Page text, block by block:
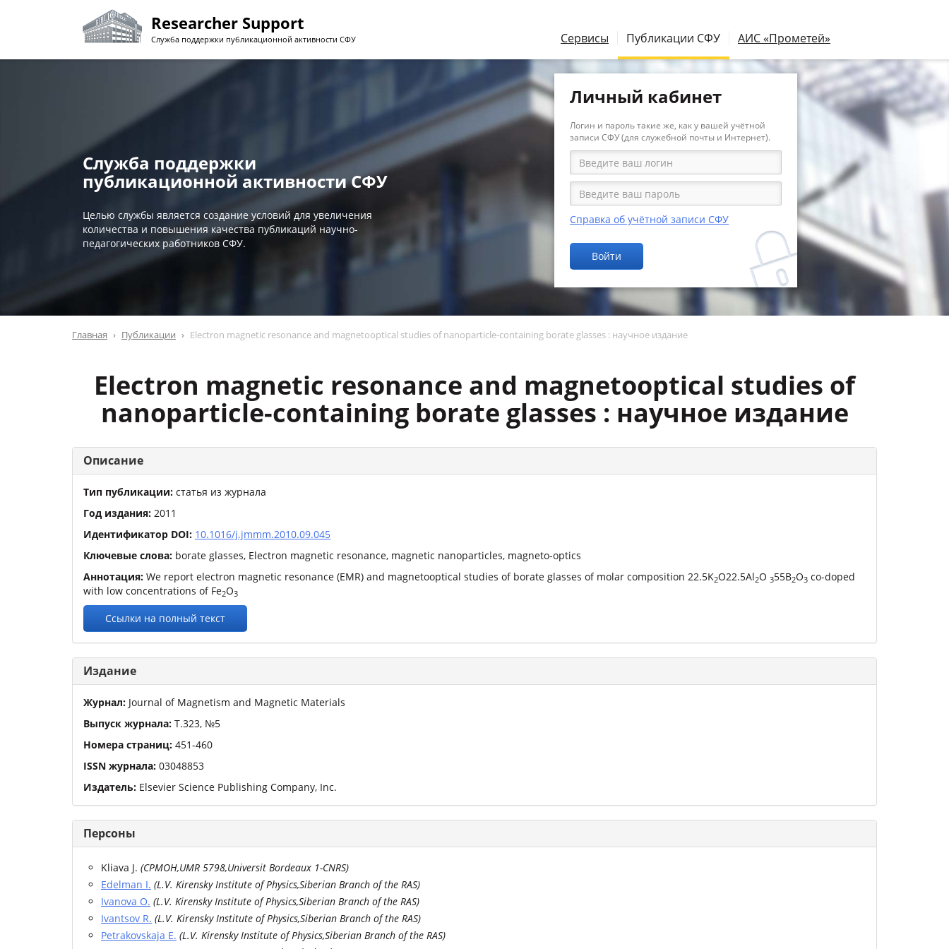
Researcher Support
Служба поддержки публикационной активности СФУ Сервисы Публикации СФУ АИС «Прометей»
Служба поддержки
публикационной активности СФУ
Целью службы является создание условий для увеличения
количества и повышения качества публикаций научно-
педагогических работников СФУ.
Личный кабинет
Логин и пароль такие же, как у вашей учётной
записи СФУ (для служебной почты и Интернет).
Справка об учётной записи СФУ
Войти
Главная Публикации Electron magnetic resonance and magnetooptical studies of nanoparticle-containing borate glasses : научное издание
Electron magnetic resonance and magnetooptical studies of
nanoparticle-containing borate glasses : научное издание
Описание
Тип публикации: статья из журнала
Год издания: 2011
Идентификатор DOI: 10.1016/j.jmmm.2010.09.045
Ключевые слова: borate glasses, Electron magnetic resonance, magnetic nanoparticles, magneto-optics
Аннотация: We report electron magnetic resonance (EMR) and magnetooptical studies of borate glasses of molar composition 22.5K2O22.5Al2O 355B2O3 co-doped
with low concentrations of Fe2O3
Ссылки на полный текст
Издание
Журнал: Journal of Magnetism and Magnetic Materials
Выпуск журнала: Т.323, №5
Номера страниц: 451-460
ISSN журнала: 03048853
Издатель: Elsevier Science Publishing Company, Inc.
Персоны
Kliava J. (CPMOH,UMR 5798,Universit Bordeaux 1-CNRS)
Edelman I. (L.V. Kirensky Institute of Physics,Siberian Branch of the RAS)
Ivanova O. (L.V. Kirensky Institute of Physics,Siberian Branch of the RAS)
Ivantsov R. (L.V. Kirensky Institute of Physics,Siberian Branch of the RAS)
Petrakovskaja E. (L.V. Kirensky Institute of Physics,Siberian Branch of the RAS)